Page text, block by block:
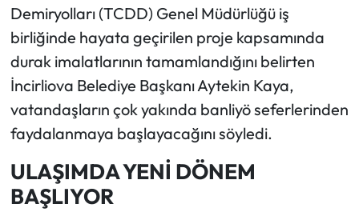
Demiryolları (TCDD) Genel Müdürlüğü iş
birliğinde hayata geçirilen proje kapsamında
durak imalatlarının tamamlandığını belirten
İncirliova Belediye Başkanı Aytekin Kaya,
vatandaşların çok yakında banliyö seferlerinden
faydalanmaya başlayacağını söyledi.
ULAŞIMDA YENİ DÖNEM
BAŞLIYOR